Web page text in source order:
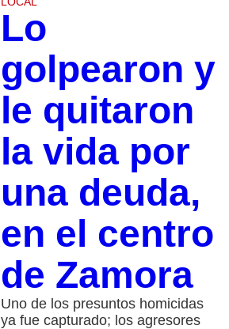
Lo
golpearon y
le quitaron
la vida por
una deuda,
en el centro
de Zamora
Uno de los presuntos homicidas
ya fue capturado; los agresores